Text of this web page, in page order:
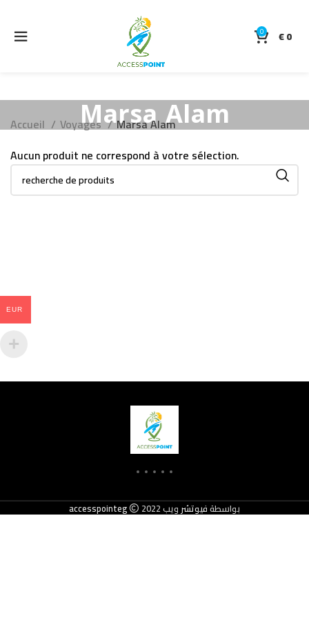
0 €0
Marsa Alam
Accueil Voyages Marsa Alam
Aucun produit ne correspond à votre sélection.
accesspointeg 2022 بواسطةفيوتشر ويب
EUR